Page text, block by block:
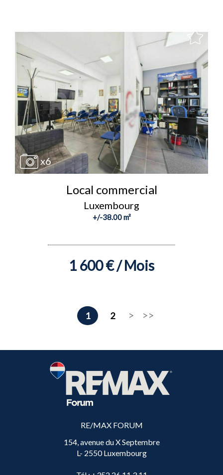
x6
Local commercial
Luxembourg
+/-38.00 m²
1 600 € / Mois
1 2
RE/MAX FORUM
154, avenue du X Septembre
L- 2550 Luxembourg